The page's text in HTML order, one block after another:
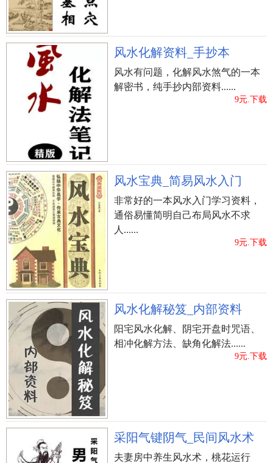
忌粉碎家俱
觉得粉碎家俱，一年四季不吉利。但是在如今的社
会，当小朋友们因为不小心粉碎了家俱也没事儿，
要是大大家赶紧说上一句：“岁（碎）来（了）好，
岁来好，岁（碎）岁（碎）安全”，也就化凶为吉
了。
大白天不能睡午觉
过年期间大白天午睡，表明整本年度都是会很懒
散，在其中的寓意，是由于过年期间有很多顾客到
家中拜早年，假如午睡得话对人很不礼貌。
忌被别人从袋子掏取物品
这一大伙儿一定要留意哦：过年期间不必令人从自
身袋子掏物品，那样表明整本年度金钱都是会被别
人掏走。
忌洗衣服
湖有神灵，大家都了解，一样的，水，也是有水
神！水神的生日在初一初二，因而这几天不必洗床
单。
上一篇： 颇具趣味性的云南省少数名族春节风俗
风水化解资料_手抄本
风水有问题，化解风水煞气的一本
解密书，纯手抄内部资料......
9元.下载
风水宝典_简易风水入门
非常好的一本风水入门学习资料，
通俗易懂简明自己布局风水不求
人......
9元.下载
风水化解秘笈_内部资料
阳宅风水化解、阴宅开盘时咒语、
相冲化解方法、缺角化解法......
9元.下载
采阳气键阴气_民间风水术
夫妻房中养生风水术，桃花运行